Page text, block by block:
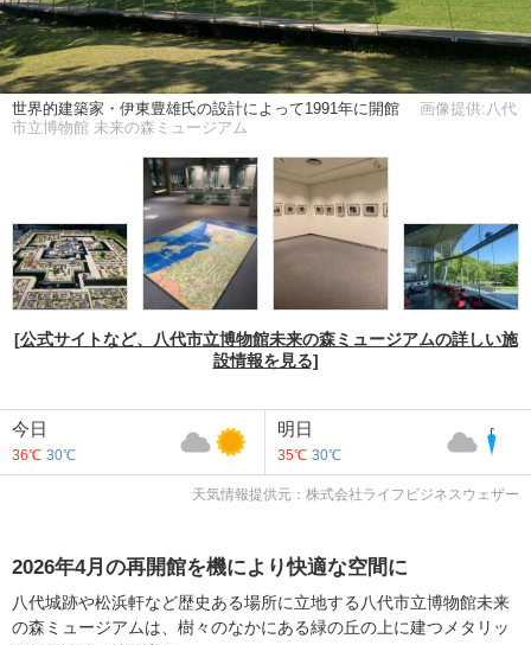
世界的建築家・伊東豊雄氏の設計によって1991年に開館
画像提供:八代
市立博物館 未来の森ミュージアム
[公式サイトなど、八代市立博物館未来の森ミュージアムの詳しい施
設情報を見る]
今日
36℃ 30℃
明日
35℃ 30℃
天気情報提供元：株式会社ライフビジネスウェザー
2026年4月の再開館を機により快適な空間に
八代城跡や松浜軒など歴史ある場所に立地する八代市立博物館未来
の森ミュージアムは、樹々のなかにある緑の丘の上に建つメタリッ